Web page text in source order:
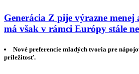
Generácia Z pije výrazne menej
má však v rámci Európy stále
Nové preferencie mladých tvoria pre
príležitosť.